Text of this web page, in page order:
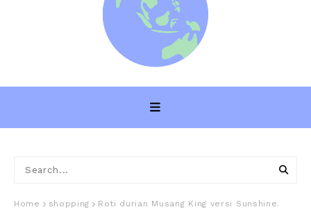
Home shopping Roti durian Musang King versi Sunshine.